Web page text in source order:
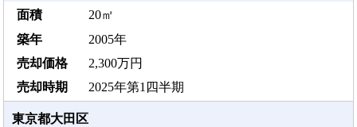
20㎡
2005年
2,300万円
2025年第1四半期
東京都大田区